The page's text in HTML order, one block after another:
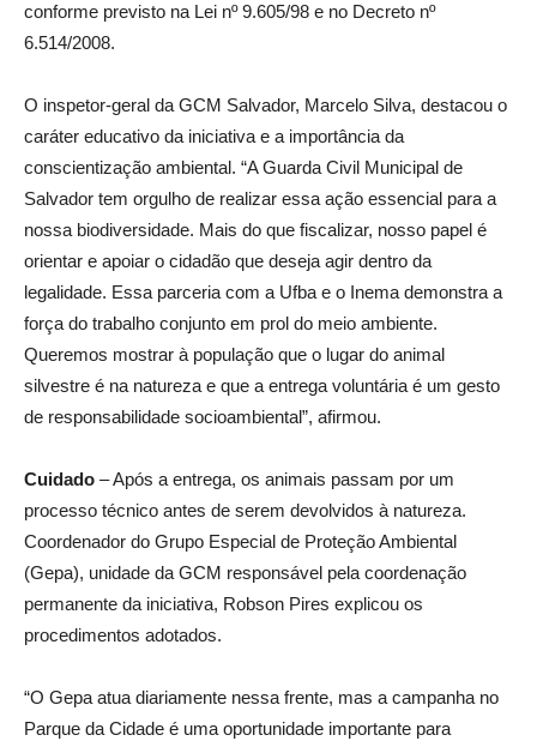
conforme previsto na Lei nº 9.605/98 e no Decreto nº
6.514/2008.
O inspetor-geral da GCM Salvador, Marcelo Silva, destacou o
caráter educativo da iniciativa e a importância da
conscientização ambiental. “A Guarda Civil Municipal de
Salvador tem orgulho de realizar essa ação essencial para a
nossa biodiversidade. Mais do que fiscalizar, nosso papel é
orientar e apoiar o cidadão que deseja agir dentro da
legalidade. Essa parceria com a Ufba e o Inema demonstra a
força do trabalho conjunto em prol do meio ambiente.
Queremos mostrar à população que o lugar do animal
silvestre é na natureza e que a entrega voluntária é um gesto
de responsabilidade socioambiental”, afirmou.
Cuidado – Após a entrega, os animais passam por um
processo técnico antes de serem devolvidos à natureza.
Coordenador do Grupo Especial de Proteção Ambiental
(Gepa), unidade da GCM responsável pela coordenação
permanente da iniciativa, Robson Pires explicou os
procedimentos adotados.
“O Gepa atua diariamente nessa frente, mas a campanha no
Parque da Cidade é uma oportunidade importante para